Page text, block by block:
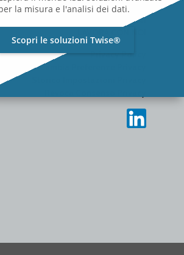
MEDIA
CONTATTACI
Cambia Preferenze Privacy
la misura e l'analisi dei dati.
Scopri le soluzioni Twise®